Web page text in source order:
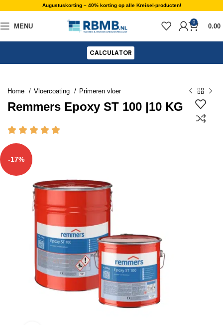
Augustuskorting – 40% korting op alle Kreisel-producten!
MENU
0
0.00
CALCULATOR
Home Vloercoating Primeren vloer
Remmers Epoxy ST 100 |10 KG
-17%